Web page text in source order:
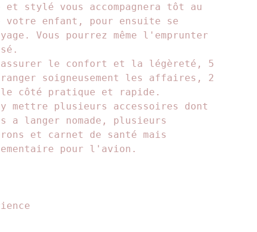
stylé vous accompagnera tôt au
votre enfant, pour ensuite se
Vous pourrez même l'emprunter
assurer le confort et la légèreté, 5
soigneusement les affaires, 2
le côté pratique et rapide.
mettre plusieurs accessoires dont
a langer nomade, plusieurs
et carnet de santé mais
pour l'avion.